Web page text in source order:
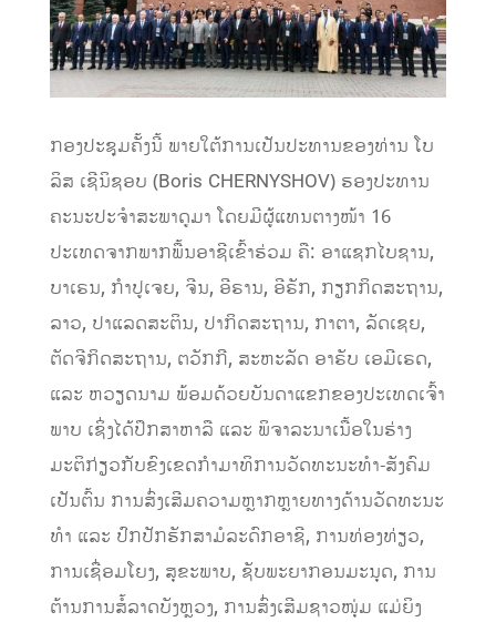
ກອງປະຊຸມຄັ້ງນີ້ ພາຍໃຕ້ການເປັນປະທານຂອງທ່ານ ໂບ
ລິສ ເຊີນິຊອບ (Boris CHERNYSHOV) ຮອງປະທານ
ຄະນະປະຈໍາສະພາດູມາ ໂດຍມີຜູ້ແທນຕາງໜ້າ 16
ປະເທດຈາກພາກພື້ນອາຊີເຂົ້າຮ່ວມ ຄື: ອາແຊກໄບຊານ,
ບາເຣນ, ກໍາປູເຈຍ, ຈີນ, ອີຣານ, ອີຣັກ, ກຽກກິດສະຖານ,
ລາວ, ປາແລດສະຕິນ, ​ປາກິດສະຖານ, ກາຕາ,​ ລັດເຊຍ,
ຕັດຈີກິດສະຖານ, ຕວັກກີ, ສະຫະລັດ ອາຣັບ ເອມີເຣດ,
ແລະ ຫວຽດນາມ ພ້ອມດ້ວຍບັນດາແຂກຂອງປະເທດເຈົ້າ
ພາບ ເຊິ່ງໄດ້ປຶກສາຫາລື ແລະ ພິຈາລະນາເນື້ອໃນຮ່າງ
ມະຕິກ່ຽວກັບຂົງເຂດກໍາມາທິການວັດທະນະທໍາ-ສັງຄົມ
ເປັນຕົ້ນ ການສົ່ງເສີມຄວາມຫຼາກຫຼາຍທາງດ້ານວັດທະນະ
ທໍາ ແລະ ປົກປັກຮັກສາມໍລະດົກອາຊີ, ການທ່ອງທ່ຽວ,
ການເຊື່ອມໂຍງ, ສຸຂະພາບ, ຊັບພະຍາກອນມະນຸດ, ການ
ຕ້ານການສໍ້ລາດບັງຫຼວງ, ການສົ່ງເສີມຊາວໜຸ່ມ ແມ່ຍິງ